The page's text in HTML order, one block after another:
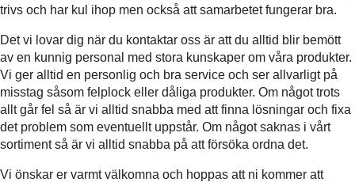
trivs och har kul ihop men också att samarbetet fungerar bra.
Det vi lovar dig när du kontaktar oss är att du alltid blir bemött
av en kunnig personal med stora kunskaper om våra produkter.
Vi ger alltid en personlig och bra service och ser allvarligt på
misstag såsom felplock eller dåliga produkter. Om något trots
allt går fel så är vi alltid snabba med att finna lösningar och fixa
det problem som eventuellt uppstår. Om något saknas i vårt
sortiment så är vi alltid snabba på att försöka ordna det.
Vi önskar er varmt välkomna och hoppas att ni kommer att